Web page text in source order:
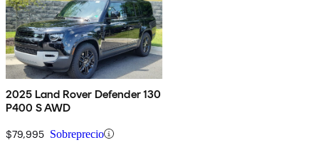
2025 Land Rover Defender 130
P400 S AWD
$79,995 Sobreprecio